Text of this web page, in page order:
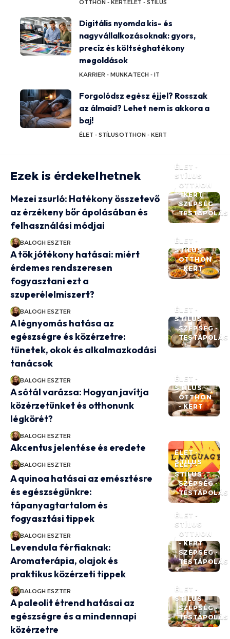
OTTHON - KERTÉLET - STÍLUS
Digitális nyomda kis- és
nagyvállalkozásoknak: gyors,
precíz és költséghatékony
megoldások
KARRIER - MUNKATECH - IT
Forgolódsz egész éjjel? Rosszak
az álmaid? Lehet nem is akkora a
baj!
ÉLET - STÍLUSOTTHON - KERT
Ezek is érdekelhetnek
ÉLET -
STÍLUS
OTTHON
- KERT
SZÉPSÉG -
TESTÁPOLÁS
Mezei zsurló: Hatékony összetevő
az érzékeny bőr ápolásában és
felhasználási módjai
BALOGH ESZTER
ÉLET -
STÍLUS
OTTHON
- KERT
A tök jótékony hatásai: miért
érdemes rendszeresen
fogyasztani ezt a
szuperélelmiszert?
BALOGH ESZTER
ÉLET -
STÍLUS
SZÉPSÉG -
TESTÁPOLÁS
A légnyomás hatása az
egészségre és közérzetre:
tünetek, okok és alkalmazkodási
tanácsok
BALOGH ESZTER
ÉLET -
STÍLUS
OTTHON
- KERT
A sótál varázsa: Hogyan javítja
közérzetünket és otthonunk
légkörét?
BALOGH ESZTER
ÉLET -
STÍLUS
Akcentus jelentése és eredete
BALOGH ESZTER
ÉLET -
STÍLUS
SZÉPSÉG -
TESTÁPOLÁS
A quinoa hatásai az emésztésre
és egészségünkre:
tápanyagtartalom és
fogyasztási tippek
BALOGH ESZTER
ÉLET -
STÍLUS
OTTHON
- KERT
SZÉPSÉG -
TESTÁPOLÁS
Levendula férfiaknak:
Aromaterápia, olajok és
praktikus közérzeti tippek
BALOGH ESZTER
ÉLET -
STÍLUS
SZÉPSÉG -
TESTÁPOLÁS
A paleolit étrend hatásai az
egészségre és a mindennapi
közérzetre